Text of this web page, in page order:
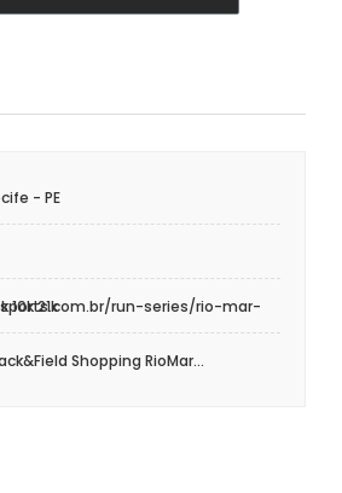
- PE
run-series/rio-mar-
10k 21k
Shopping RioMar...